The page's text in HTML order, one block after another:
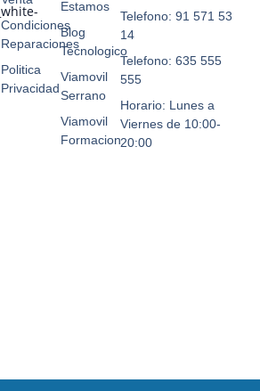
Estamos
Blog
Tecnologico
Viamovil
Serrano
Viamovil
Formacion
Condiciones
Reparaciones
Politica
Privacidad
Telefono: 91 571 53
14
Telefono: 635 555
555
Horario: Lunes a
Viernes de 10:00-
20:00